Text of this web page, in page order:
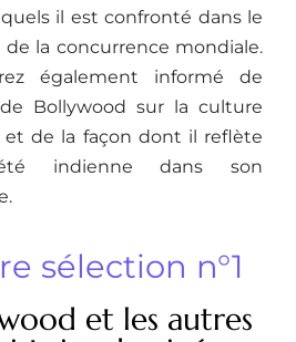
il est confronté dans le
la concurrence mondiale.
également informé de
de Bollywood sur la culture
et de la façon dont il reflète
indienne dans son
sélection n°1
et les autres